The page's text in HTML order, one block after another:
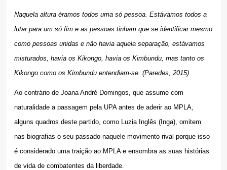
Naquela altura éramos todos uma só pessoa. Estávamos todos a
lutar para um só fim e as pessoas tinham que se identificar mesmo
como pessoas unidas e não havia aquela separação, estávamos
misturados, havia os Kikongo, havia os Kimbundu, mas tanto os
Kikongo como os Kimbundu entendiam-se. (Paredes, 2015)
Ao contrário de Joana André Domingos, que assume com
naturalidade a passagem pela UPA antes de aderir ao MPLA,
alguns quadros deste partido, como Luzia Inglês (Inga), omitem
nas biografias o seu passado naquele movimento rival porque isso
é considerado uma traição ao MPLA e ensombra as suas histórias
de vida de combatentes da liberdade.